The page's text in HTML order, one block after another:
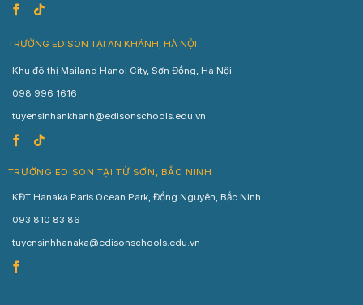
TRƯỜNG EDISON TẠI AN KHÁNH, HÀ NỘI
Khu đô thị Mailand Hanoi City, Sơn Đồng, Hà Nội
098 996 1616
tuyensinhankhanh@edisonschools.edu.vn
TRƯỜNG EDISON TẠI TỪ SƠN, BẮC NINH
KĐT Hanaka Paris Ocean Park, Đồng Nguyên, Bắc Ninh
093 810 83 86
tuyensinhhanaka@edisonschools.edu.vn